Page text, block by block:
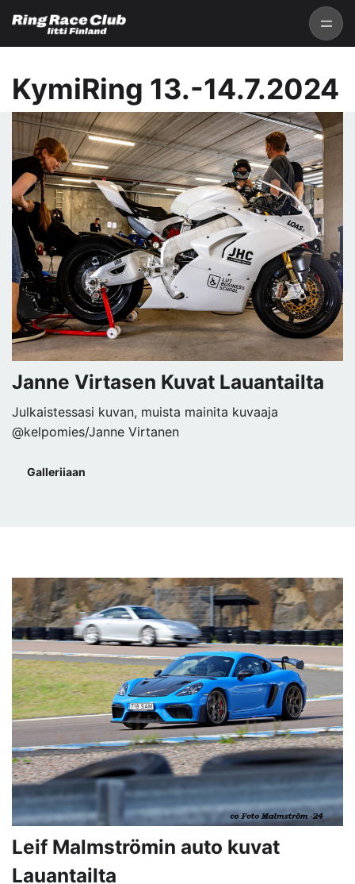
KymiRing 13.-14.7.2024
Janne Virtasen Kuvat Lauantailta
Julkaistessasi kuvan, muista mainita kuvaaja
@kelpomies/Janne Virtanen
Galleriiaan
Leif Malmströmin auto kuvat
Lauantailta